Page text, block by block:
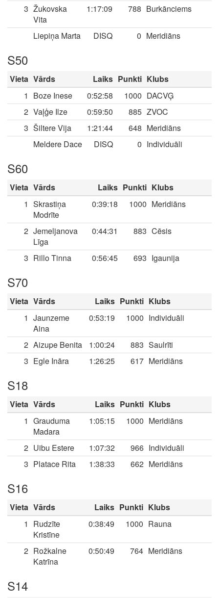
3 Žukovska
Vita
1:17:09 788 Burkānciems
Liepiņa Marta DISQ 0 Meridiāns
S50
Vieta Vārds Laiks Punkti Klubs
1
Boze Inese 0:52:58 1000 DACVĢ
2 Vaļģe Ilze 0:59:50 885 ZVOC
3 Šiltere Vija 1:21:44 648 Meridiāns
Meldere Dace
DISQ 0 Individuāli
S60
Vieta Vārds Laiks Punkti Klubs
1 Skrastiņa
Modrīte
0:39:18 1000 Meridiāns
2 Jemeljanova
Līga
0:44:31 883 Cēsis
3 Rillo Tinna 0:56:45 693 Igaunija
S70
Vieta Vārds Laiks Punkti Klubs
1 Jaunzeme
Aina
0:53:19 1000 Individuāli
2 Aizupe Benita 1:00:24 883 Saulrīti
3 Egle Ināra 1:26:25 617 Meridiāns
S18
Vieta Vārds Laiks Punkti Klubs
1 Grauduma
Madara
1:05:15 1000 Meridiāns
2 Uibu Estere 1:07:32 966 Individuāli
3 Platace Rita 1:38:33 662 Meridiāns
S16
Vieta Vārds Laiks Punkti Klubs
1
Rudzīte
Kristīne
0:38:49 1000 Rauna
2 Rožkalne
Katrīna
0:50:49 764 Meridiāns
S14